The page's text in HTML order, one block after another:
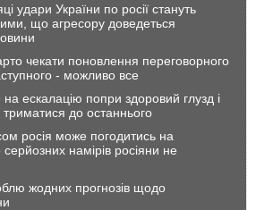
удари України по росії стануть
що агресору доведеться
чекати поновлення переговорного
- можливо все
ескалацію попри здоровий глузд і
до останнього
росія може погодитись на
намірів росіяни не
жодних прогнозів щодо